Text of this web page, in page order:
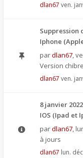
dlan67 ven.
Suppression
Iphone
pardlan67,
Version
dlan67 ven.
8 janvier
IOS (Ipad et
pardlan67,
à jours
dlan67 lun.